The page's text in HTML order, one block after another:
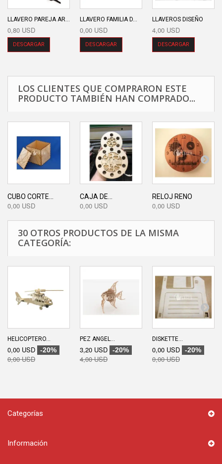
LLAVERO PAREJA AR...
0,80 USD
DESCARGAR
LLAVERO FAMILIA D...
0,00 USD
DESCARGAR
LLAVEROS DISEÑO
4,00 USD
DESCARGAR
LOS CLIENTES QUE COMPRARON ESTE
PRODUCTO TAMBIÉN HAN COMPRADO...
CUBO CORTE...
0,00 USD
CAJA DE...
0,00 USD
RELOJ RENO
0,00 USD
30 OTROS PRODUCTOS DE LA MISMA
CATEGORÍA:
HELICOPTERO...
0,00 USD -20%
0,00 USD
PEZ ANGEL...
3,20 USD -20%
4,00 USD
DISKETTE...
0,00 USD -20%
0,00 USD
Categorías
Información